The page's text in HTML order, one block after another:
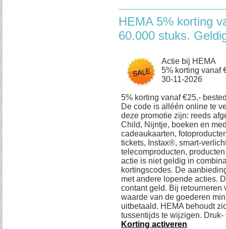
HEMA 5% korting
60.000 stuks.
Actie bij HEMA
5% korting vanaf
30-11-2026
5% korting vanaf €25,-
De code is alléén online te
deze promotie zijn: reeds
Child, Nijntje, boeken en
cadeaukaarten,
tickets, Instax®, smart-
telecomproducten,
actie is niet geldig in
kortingscodes. De
met andere lopende acties.
contant geld. Bij retourneren
waarde van de goederen
uitbetaald. HEMA behoudt
tussentijds te wijzigen.
Korting activeren